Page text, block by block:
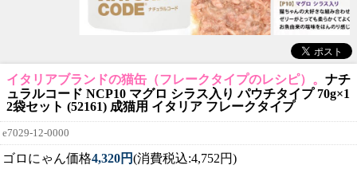
イタリアブランドの猫缶（フレークタイプのレシピ）。 ナチ
ュラルコード NCP10 マグロ シラス入り パウチタイプ 70g×1
2袋セット (52161) 成猫用 イタリア フレークタイプ
e7029-12-0000
ゴロにゃん価格4,320円(消費税込:4,752円)